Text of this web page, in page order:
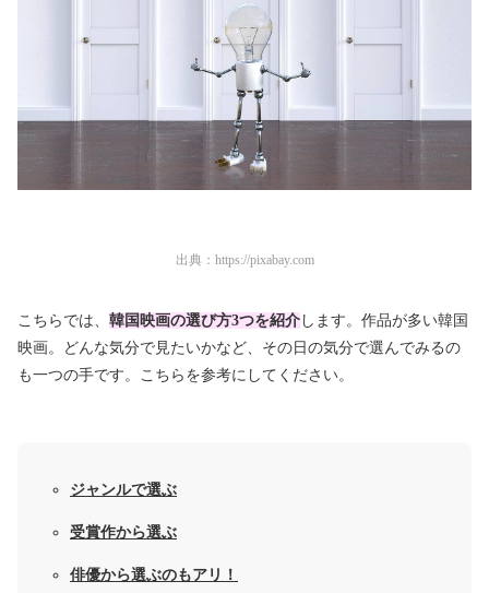
出典： https://pixabay.com
こちらでは、 韓国映画の選び方3つを紹介 します。作品が多い韓国
映画。どんな気分で見たいかなど、その日の気分で選んでみるの
も一つの手です。こちらを参考にしてください。
ジャンルで選ぶ
受賞作から選ぶ
俳優から選ぶのもアリ！